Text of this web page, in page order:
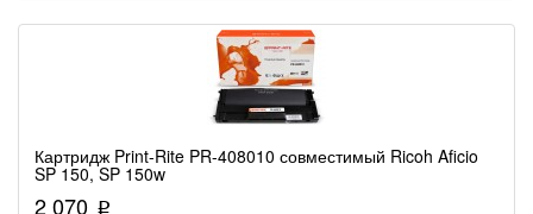
Картридж Print-Rite PR-408010 совместимый Ricoh Aficio
SP 150, SP 150w
2 070